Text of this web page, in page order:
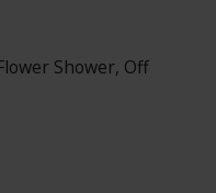
Shower, Off